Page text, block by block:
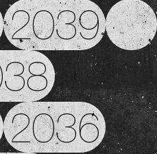
2039
2036